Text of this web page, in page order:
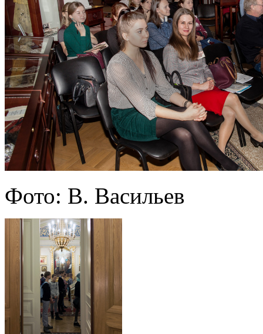
Фото: В. Васильев